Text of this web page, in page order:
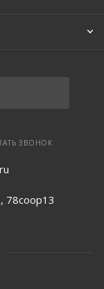
ЗВОНОК
78соор13